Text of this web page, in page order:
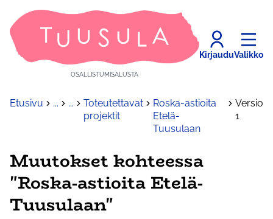
OSALLISTUMISALUSTA
KirjauduValikko
Etusivu ... ...
Toteutettavat
projektit
Roska-astioita
Etelä-
Tuusulaan
Versio
1
Muutokset kohteessa
"Roska-astioita Etelä-
Tuusulaan"